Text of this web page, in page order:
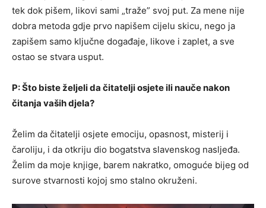
tek dok pišem, likovi sami „traže” svoj put. Za mene nije
dobra metoda gdje prvo napišem cijelu skicu, nego ja
zapišem samo ključne događaje, likove i zaplet, a sve
ostao se stvara usput.
P: Što biste željeli da čitatelji osjete ili nauče nakon
čitanja vaših djela?
Želim da čitatelji osjete emociju, opasnost, misterij i
čaroliju, i da otkriju dio bogatstva slavenskog nasljeđa.
Želim da moje knjige, barem nakratko, omoguće bijeg od
surove stvarnosti kojoj smo stalno okruženi.